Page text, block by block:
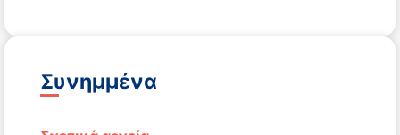
Συνημμένα